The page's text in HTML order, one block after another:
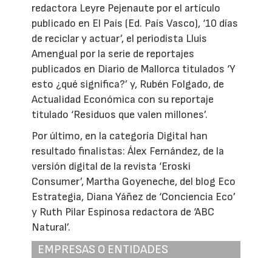
redactora Leyre Pejenaute por el artículo
publicado en El País (Ed. País Vasco), ‘10 días
de reciclar y actuar’, el periodista Lluis
Amengual por la serie de reportajes
publicados en Diario de Mallorca titulados ‘Y
esto ¿qué significa?’ y, Rubén Folgado, de
Actualidad Económica con su reportaje
titulado ‘Residuos que valen millones’.
Por último, en la categoría Digital han
resultado finalistas: Álex Fernández, de la
versión digital de la revista ‘Eroski
Consumer’, Martha Goyeneche, del blog Eco
Estrategia, Diana Yáñez de ‘Conciencia Eco’
y Ruth Pilar Espinosa redactora de ‘ABC
Natural’.
EMPRESAS O ENTIDADES